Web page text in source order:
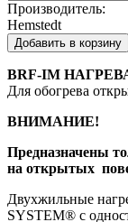
Производитель:
Hemstedt
Добавить в корзину
BRF-IM
Для обогрева
ВНИМАНИЕ!
Предназначены
на открытых
Двухжильные
SYSTEM® с